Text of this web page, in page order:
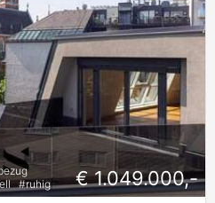
#ruhig € 1.049.000,-